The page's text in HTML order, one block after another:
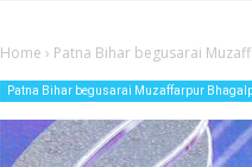
Home › Patna Bihar begusarai
Patna Bihar begusarai Muzaffarpur